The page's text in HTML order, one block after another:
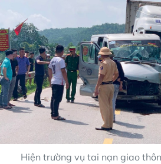
Hiện trường vụ tai nạn giao